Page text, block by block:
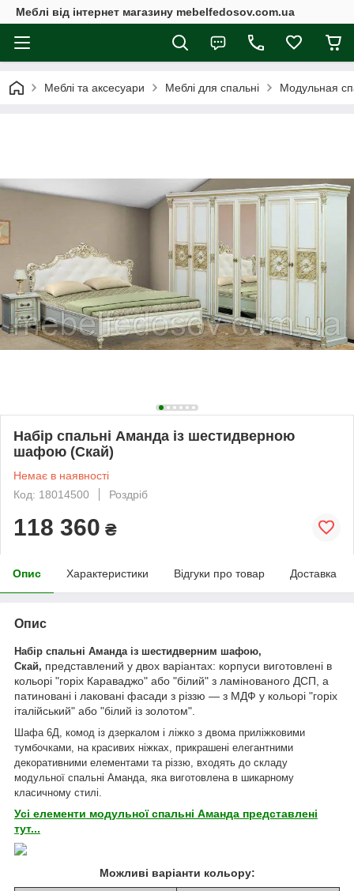
Меблі від інтернет магазину mebelfedosov.com.ua
Меблі та аксесуари Меблі для спальні Модульная
Набір спальні Аманда із шестидверною
шафою (Скай)
Немає в наявності
Код: 18014500
Роздріб
118 360 ₴
Опис Характеристики Відгуки про товар Доставка
Опис
Набір спальні Аманда із шестидверним шафою,
Скай, представлений у двох варіантах: корпуси виготовлені в
кольорі "горіх Караваджо" або "білий" з ламінованого ДСП, а
патиновані і лаковані фасади з різзю — з МДФ у кольорі "горіх
італійський" або "білий із золотом".
Шафа 6Д, комод із дзеркалом і ліжко з двома приліжковими
тумбочками, на красивих ніжках, прикрашені елегантними
декоративними елементами та різзю, входять до складу
модульної спальні Аманда, яка виготовлена в шикарному
класичному стилі.
Усі елементи модульної спальні Аманда представлені
тут...
Можливі варіанти кольору: